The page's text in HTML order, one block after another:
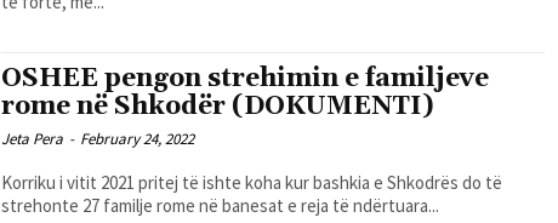
OSHEE pengon strehimin e familjeve
rome në Shkodër (DOKUMENTI)
Jeta Pera - February 24, 2022
Korriku i vitit 2021 pritej të ishte koha kur bashkia e Shkodrës do të
strehonte 27 familje rome në banesat e reja të ndërtuara...